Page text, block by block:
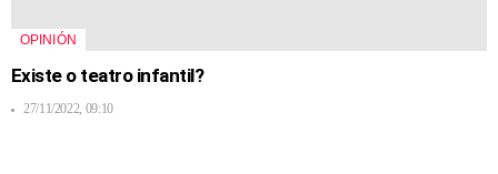
OPINIÓN
Existe o teatro infantil?
27/11/2022, 09:10